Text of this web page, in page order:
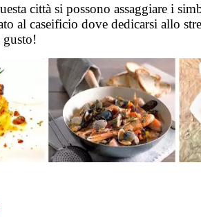
città si possono assaggiare i
al caseificio dove dedicarsi allo
gusto!